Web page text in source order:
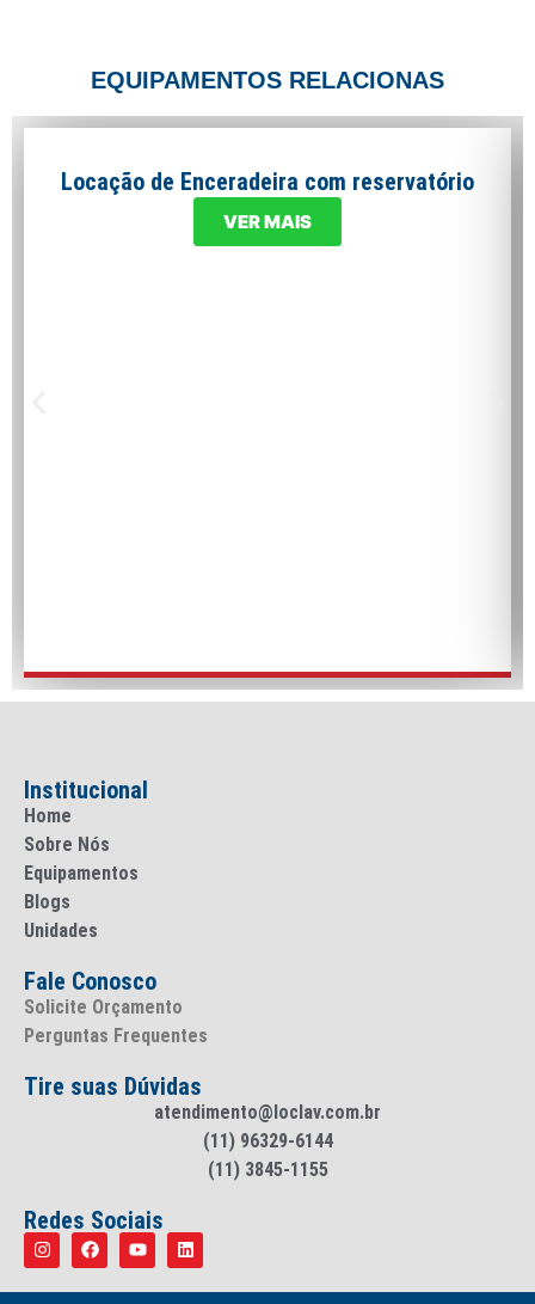
EQUIPAMENTOS RELACIONAS
Locação de Enceradeira com reservatório
VER MAIS
Institucional
Home
Sobre Nós
Equipamentos
Blogs
Unidades
Fale Conosco
Solicite Orçamento
Perguntas Frequentes
Tire suas Dúvidas
atendimento@loclav.com.br
(11) 96329-6144
(11) 3845-1155
Redes Sociais